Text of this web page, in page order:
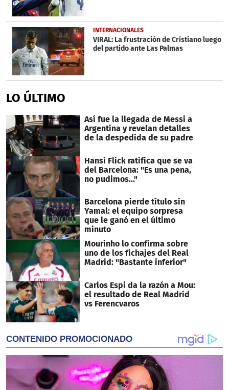
INTERNACIONALES
VIRAL: La frustración de Cristiano luego
del partido ante Las Palmas
LO ÚLTIMO
Así fue la llegada de Messi a
Argentina y revelan detalles
de la despedida de su padre
Hansi Flick ratifica que se va
del Barcelona: "Es una pena,
no pudimos..."
Barcelona pierde título sin
Yamal: el equipo sorpresa
que le ganó en el último
minuto
Mourinho lo confirma sobre
uno de los fichajes del Real
Madrid: "Bastante inferior"
Carlos Espi da la razón a Mou:
el resultado de Real Madrid
vs Ferencvaros